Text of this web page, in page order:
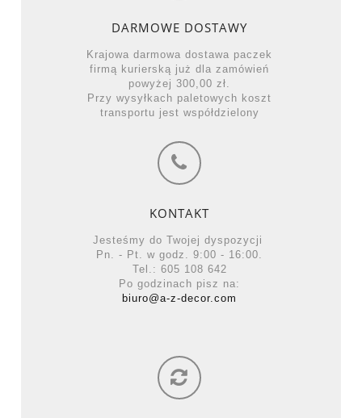
DARMOWE DOSTAWY
Krajowa darmowa dostawa paczek
firmą kurierską już dla zamówień
powyżej 300,00 zł.
Przy wysyłkach paletowych koszt
transportu jest współdzielony
KONTAKT
Jesteśmy do Twojej dyspozycji
Pn. - Pt. w godz. 9:00 - 16:00.
Tel.: 605 108 642
Po godzinach pisz na:
biuro@a-z-decor.com